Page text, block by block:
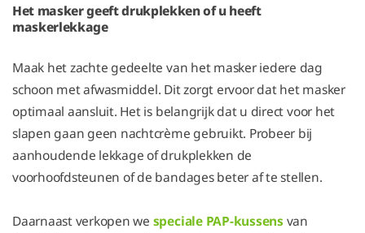
Het masker geeft drukplekken of u heeft
maskerlekkage
Maak het zachte gedeelte van het masker iedere dag
schoon met afwasmiddel. Dit zorgt ervoor dat het masker
optimaal aansluit. Het is belangrijk dat u direct voor het
slapen gaan geen nachtcrème gebruikt. Probeer bij
aanhoudende lekkage of drukplekken de
voorhoofdsteunen of de bandages beter af te stellen.
Daarnaast verkopen we speciale PAP-kussens van